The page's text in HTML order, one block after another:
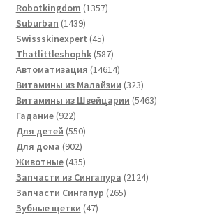
товаров
Robotkingdom 13571357
Suburban 14391439
товаров
Swissskinexpert 4545
товаров
Thatlittleshophk 587587
товаров
Автоматизация 1461414614
товаров
Витамины из Малайзии 323323
товара
Витамины из Швейцарии 54635463
Гадание 922922
товара
Для детей 550550
Для дома 902902
товара
Животные 435435
товаров
Запчасти из Сингапура 21242124
Запчасти Сингапур 265265
Зубные щетки 4747